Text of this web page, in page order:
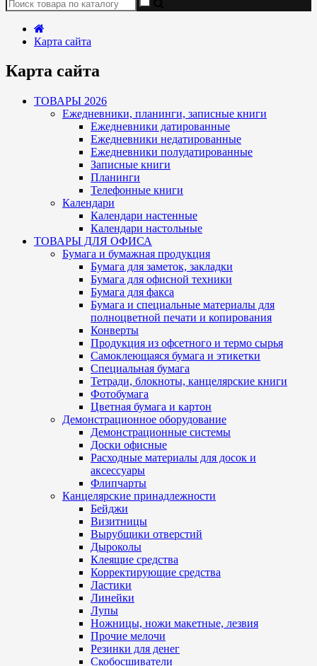
Карта сайта
Карта сайта
ТОВАРЫ 2026
Ежедневники, планинги, записные книги
Ежедневники датированные
Ежедневники недатированные
Ежедневники полудатированные
Записные книги
Планинги
Телефонные книги
Календари
Календари настенные
Календари настольные
ТОВАРЫ ДЛЯ ОФИСА
Бумага и бумажная продукция
Бумага для заметок, закладки
Бумага для офисной техники
Бумага для факса
Бумага и специальные материалы для
полноцветной печати и копирования
Конверты
Продукция из офсетного и термо сырья
Самоклеющаяся бумага и этикетки
Специальная бумага
Тетради, блокноты, канцелярские книги
Фотобумага
Цветная бумага и картон
Демонстрационное оборудование
Демонстрационные системы
Доски офисные
Расходные материалы для досок и
аксессуары
Флипчарты
Канцелярские принадлежности
Бейджи
Визитницы
Вырубщики отверстий
Дыроколы
Клеящие средства
Корректирующие средства
Ластики
Линейки
Лупы
Ножницы, ножи макетные, лезвия
Прочие мелочи
Резинки для денег
Скобосшиватели